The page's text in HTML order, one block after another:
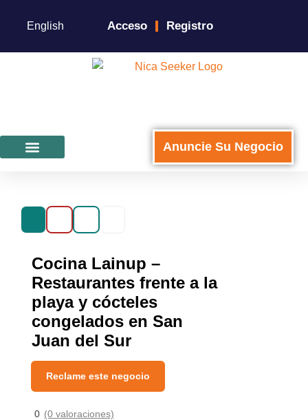
English Acceso Registro
Anuncie Su Negocio
Cocina Lainup –
Restaurantes frente a la
playa y cócteles
congelados en San
Juan del Sur
Reclame este negocio
0 (0 valoraciones)